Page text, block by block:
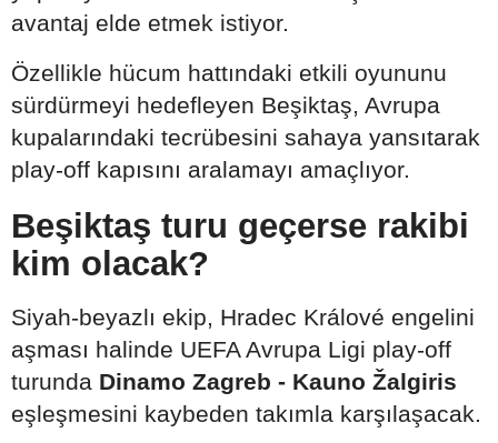
avantaj elde etmek istiyor.
Özellikle hücum hattındaki etkili oyununu
sürdürmeyi hedefleyen Beşiktaş, Avrupa
kupalarındaki tecrübesini sahaya yansıtarak
play-off kapısını aralamayı amaçlıyor.
Beşiktaş turu geçerse rakibi
kim olacak?
Siyah-beyazlı ekip, Hradec Králové engelini
aşması halinde UEFA Avrupa Ligi play-off
turunda Dinamo Zagreb - Kauno Žalgiris
eşleşmesini kaybeden takımla karşılaşacak.